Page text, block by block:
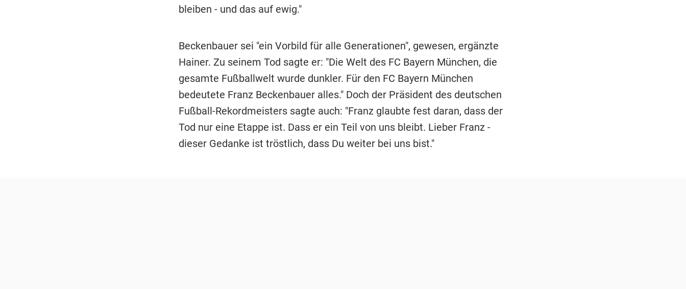
bleiben - und das auf ewig."
Beckenbauer sei "ein Vorbild für alle Generationen", gewesen, ergänzte
Hainer. Zu seinem Tod sagte er: "Die Welt des FC Bayern München, die
gesamte Fußballwelt wurde dunkler. Für den FC Bayern München
bedeutete Franz Beckenbauer alles." Doch der Präsident des deutschen
Fußball-Rekordmeisters sagte auch: "Franz glaubte fest daran, dass der
Tod nur eine Etappe ist. Dass er ein Teil von uns bleibt. Lieber Franz -
dieser Gedanke ist tröstlich, dass Du weiter bei uns bist."